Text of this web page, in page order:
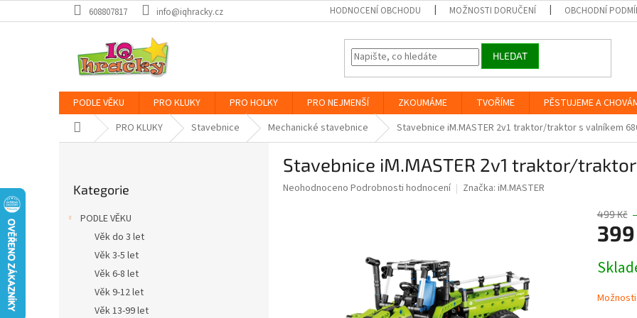
na
608807817 info@iqhracky.cz HODNOCENÍ OBCHODU MOŽNOSTI DORUČENÍ OBCHODNÍ
HLEDAT
PODLE VĚKU PRO KLUKY PRO HOLKY PRO NEJMENŠÍ ZKOUMÁME TVOŘÍME PĚSTUJEME A
Domů PRO KLUKY Stavebnice Mechanické stavebnice Stavebnice iM.MASTER 2v1 traktor/traktor s valníkem
kategorie
Kategorie
PODLE VĚKU
Věk do 3 let
Věk 3-5 let
Věk 6-8 let
Věk 9-12 let
Věk 13-99 let
Stavebnice iM.MASTER 2v1 traktor/
Průměrné
Neohodnoceno Podrobnosti hodnocení Značka: iM.MASTER
499 Kč
cena: